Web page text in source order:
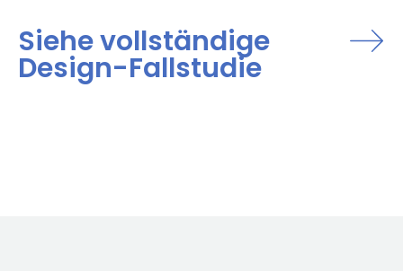
Siehe vollständige
Design-Fallstudie